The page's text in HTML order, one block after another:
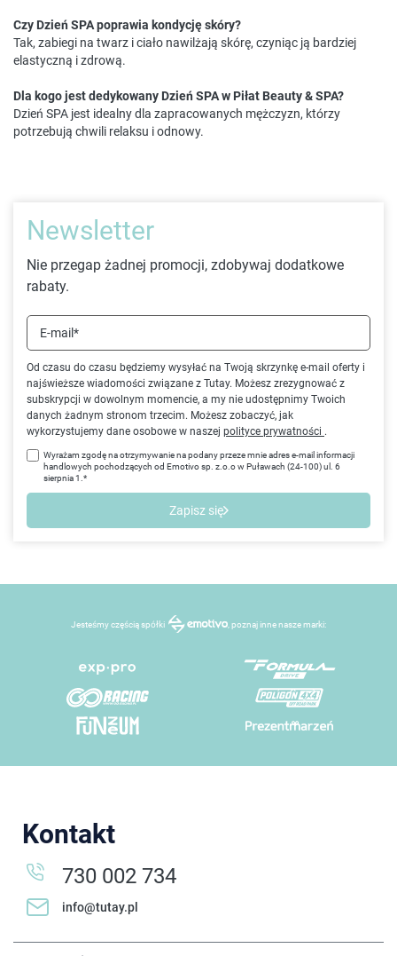
Czy Dzień SPA poprawia kondycję skóry?
Tak, zabiegi na twarz i ciało nawilżają skórę, czyniąc ją bardziej
elastyczną i zdrową.
Dla kogo jest dedykowany Dzień SPA w Piłat Beauty & SPA?
Dzień SPA jest idealny dla zapracowanych mężczyzn, którzy
potrzebują chwili relaksu i odnowy.
Newsletter
Nie przegap żadnej promocji, zdobywaj dodatkowe
rabaty.
Od czasu do czasu będziemy wysyłać na Twoją skrzynkę e-mail oferty i
najświeższe wiadomości związane z Tutay. Możesz zrezygnować z
subskrypcji w dowolnym momencie, a my nie udostępnimy Twoich
danych żadnym stronom trzecim. Możesz zobaczyć, jak
wykorzystujemy dane osobowe w naszej polityce prywatności .
E-mail*
Wyrażam zgodę na otrzymywanie na podany przeze mnie adres e-mail informacji
handlowych pochodzących od Emotivo sp. z.o.o w Puławach (24-100) ul. 6
sierpnia 1.*
Zapisz się
Jesteśmy częścią spółki , poznaj inne nasze marki:
Kontakt
730 002 734
info@tutay.pl